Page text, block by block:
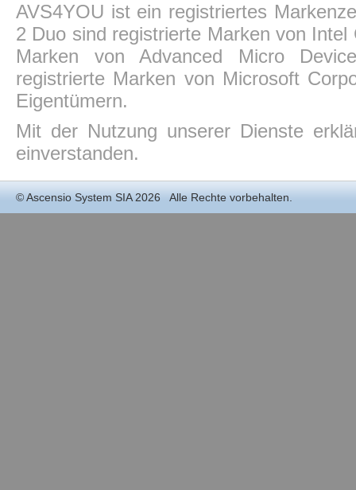
AVS4YOU ist ein registriertes
2 Duo sind registrierte Marken von
Marken von Advanced Micro
registrierte Marken von Microsoft
Eigentümern.
Mit der Nutzung unserer Dienste
einverstanden.
©Ascensio System SIA2026 Alle Rechte vorbehalten.